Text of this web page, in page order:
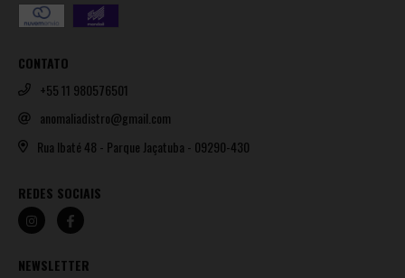
CONTATO
+55 11 980576501
anomaliadistro@gmail.com
Rua Ibaté 48 - Parque Jaçatuba - 09290-430
REDES SOCIAIS
NEWSLETTER